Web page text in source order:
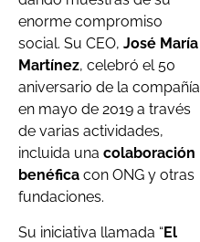
enorme compromiso
social. Su CEO, José María
Martínez, celebró el 50
aniversario de la compañía
en mayo de 2019 a través
de varias actividades,
incluida una colaboración
benéfica con ONG y otras
fundaciones.
Su iniciativa llamada “El